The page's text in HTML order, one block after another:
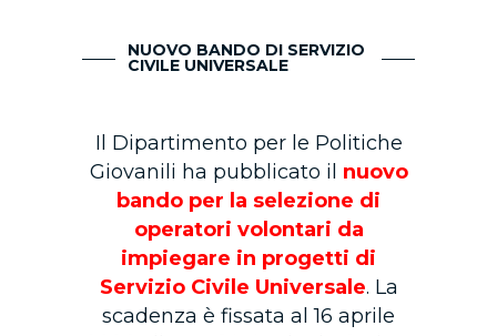
NUOVO BANDO DI SERVIZIO
CIVILE UNIVERSALE
Il Dipartimento per le Politiche
Giovanili ha pubblicato il nuovo
bando per la selezione di
operatori volontari da
impiegare in progetti di
Servizio Civile Universale. La
scadenza è fissata al 16 aprile